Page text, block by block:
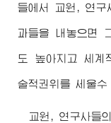
들에서 교원, 연구
과들을 내놓으면
도 높아지고 세계
술적권위를 세울수
교원, 연구사들